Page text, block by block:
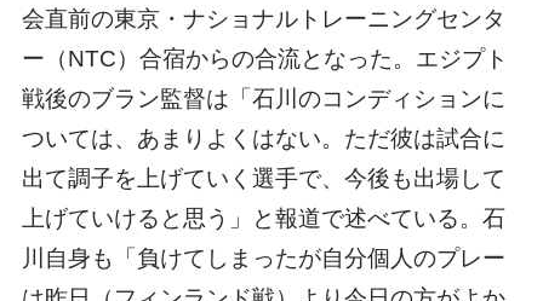
会直前の東京・ナショナルトレーニングセンタ
ー（NTC）合宿からの合流となった。エジプト
戦後のブラン監督は「石川のコンディションに
ついては、あまりよくはない。ただ彼は試合に
出て調子を上げていく選手で、今後も出場して
上げていけると思う」と報道で述べている。石
川自身も「負けてしまったが自分個人のプレー